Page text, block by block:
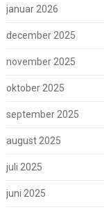
januar 2026
december 2025
november 2025
oktober 2025
september 2025
august 2025
juli 2025
juni 2025